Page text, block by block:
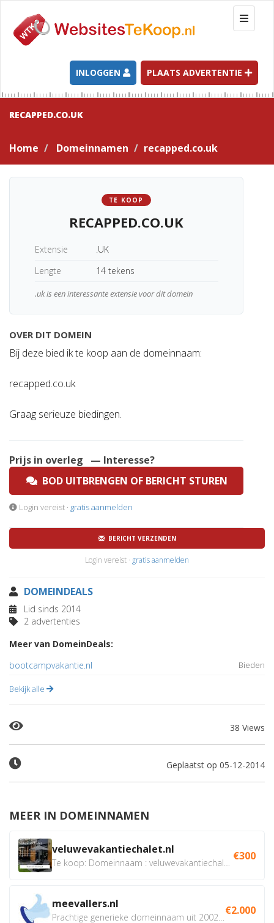
T
o
g
l
e
n
a
t
INLOGGEN PLAATS ADVERTENTIE
RECAPPED.CO.UK
Home Domeinnamen recapped.co.uk
TE KOOP
RECAPPED.CO.UK
Extensie
.UK
Lengte
14 tekens
.uk is een interessante extensie voor dit domein
OVER DIT DOMEIN
Bij deze bied ik te koop aan de domeinnaam:
recapped.co.uk
Graag serieuze biedingen.
Prijs in overleg
— Interesse?
BOD UITBRENGEN OF BERICHT STUREN
Login vereist · gratis aanmelden
BERICHT VERZENDEN
Login vereist · gratis aanmelden
DOMEINDEALS
Lid sinds 2014
2 advertenties
Meer van DomeinDeals:
bootcampvakantie.nl
Bieden
Bekijk alle
38 Views
Geplaatst op 05-12-2014
MEER IN DOMEINNAMEN
veluwevakantiechalet.nl €300
meevallers.nl €2.000